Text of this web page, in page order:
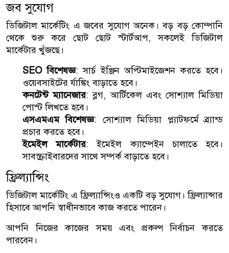
জব সুযোগ
ডিজিটাল মার্কেটিং এ জবের সুযোগ অনেক। বড় বড় কোম্পানি
থেকে শুরু করে ছোট ছোট স্টার্টআপ, সকলেই ডিজিটাল
মার্কেটার খুঁজছে।
SEO বিশেষজ্ঞ: সার্চ ইঞ্জিন অপ্টিমাইজেশন করতে হবে।
ওয়েবসাইটের র্যাঙ্কিং বাড়াতে হবে।
কনটেন্ট ম্যানেজার: ব্লগ, আর্টিকেল এবং সোশ্যাল মিডিয়া
পোস্ট লিখতে হবে।
এসএমএম বিশেষজ্ঞ: সোশ্যাল মিডিয়া প্ল্যাটফর্মে ব্র্যান্ড
প্রচার করতে হবে।
ইমেইল মার্কেটার: ইমেইল ক্যাম্পেইন চালাতে হবে।
সাবস্ক্রাইবারদের সাথে সম্পর্ক বাড়াতে হবে।
ফ্রিল্যান্সিং
ডিজিটাল মার্কেটিং এ ফ্রিল্যান্সিংও একটি বড় সুযোগ। ফ্রিল্যান্সার
হিসাবে আপনি স্বাধীনভাবে কাজ করতে পারেন।
আপনি নিজের কাজের সময় এবং প্রকল্প নির্বাচন করতে
পারবেন।